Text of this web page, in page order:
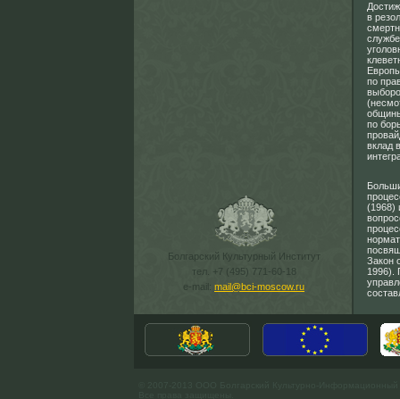
Болгарский Культурный Институт
тел. +7 (495) 771-60-18
e-mail: mail@bci-moscow.ru
в
по
по
вклад
(1968)
Закон
1996).